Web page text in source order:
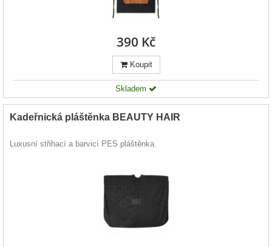
390 Kč
Koupit
Skladem
Kadeřnická pláštěnka BEAUTY HAIR
Luxusní střihací a barvicí PES pláštěnka.